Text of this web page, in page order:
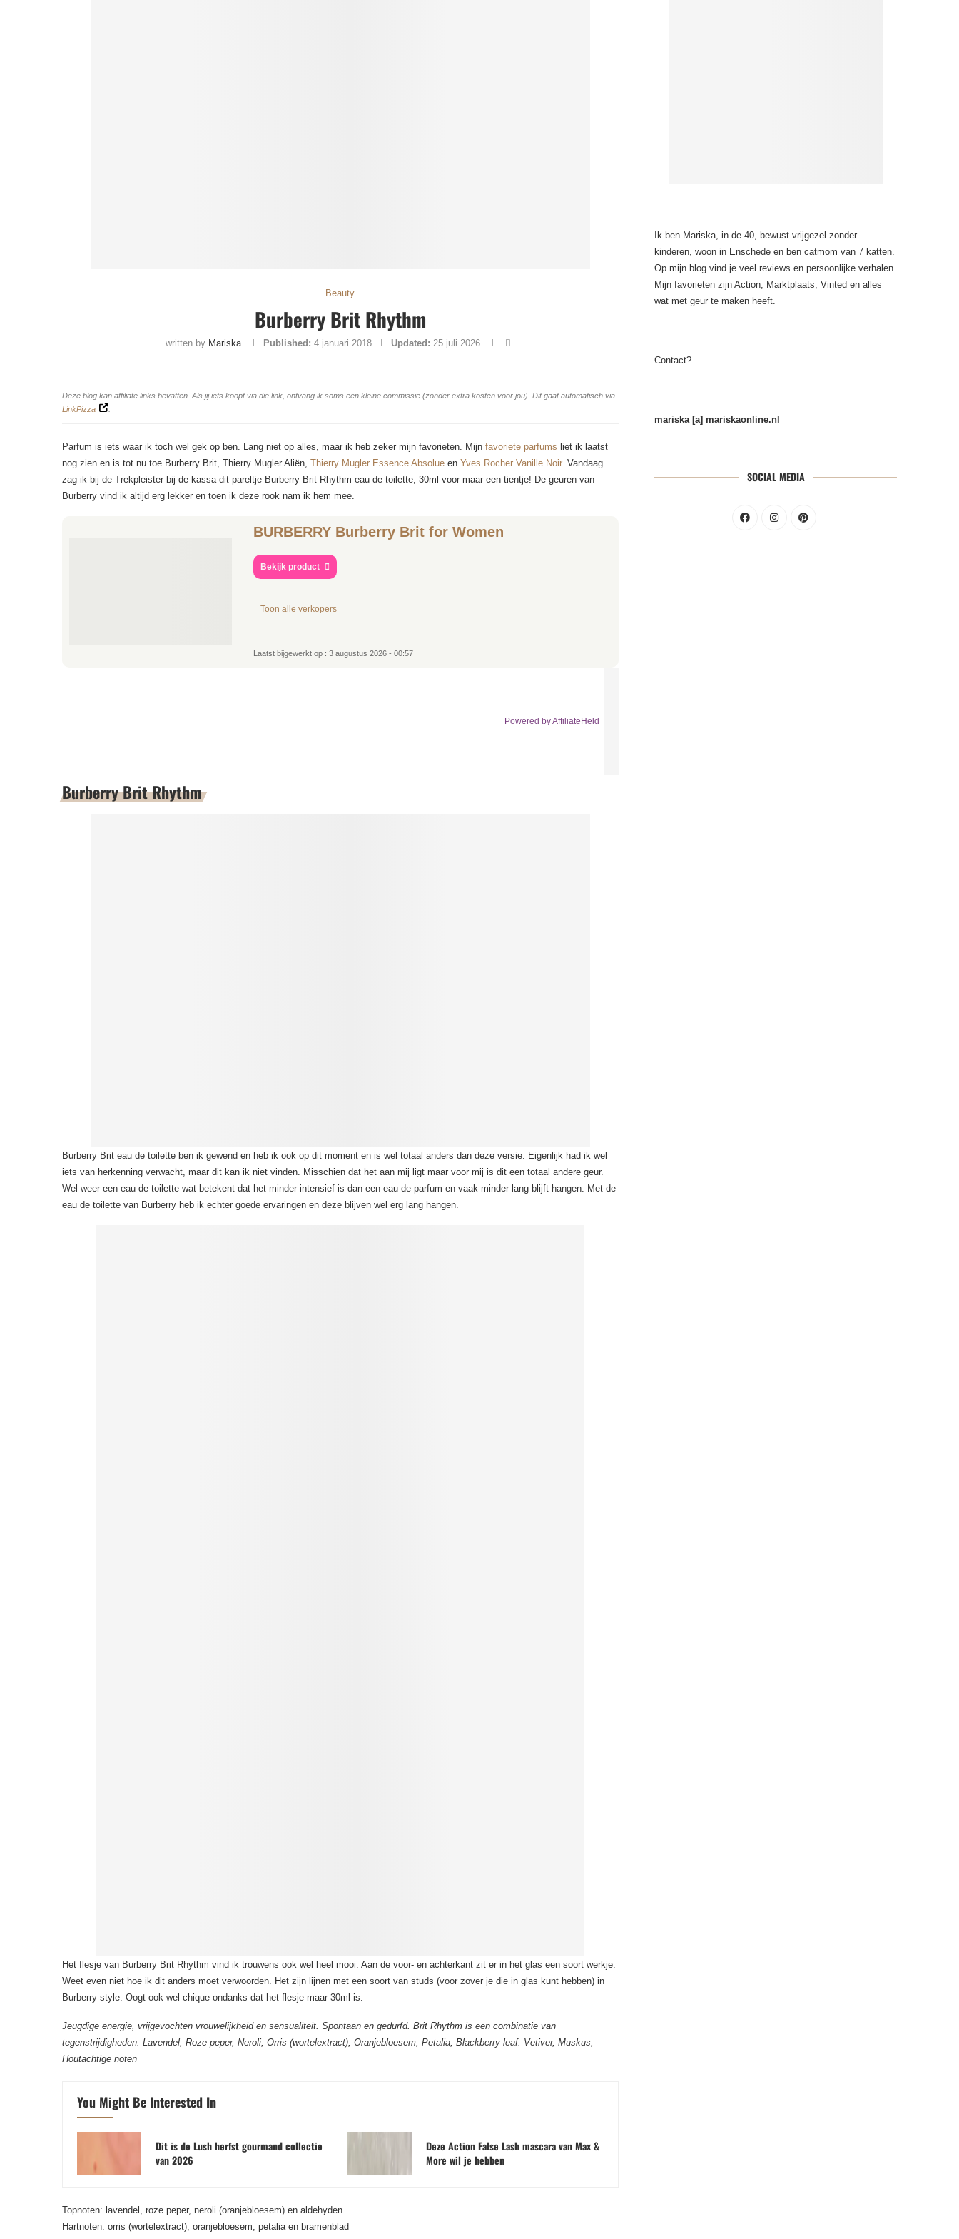
Beauty
Burberry Brit Rhythm
written by Mariska Published: 4 januari 2018 Updated: 25 juli 2026
Deze blog kan affiliate links bevatten. Als jij iets koopt via die link, ontvang ik soms een kleine commissie (zonder extra kosten voor jou). Dit gaat automatisch via
LinkPizza
Parfum is iets waar ik toch wel gek op ben. Lang niet op alles, maar ik heb zeker mijn favorieten. Mijn favoriete parfums liet ik laatst
nog zien en is tot nu toe Burberry Brit, Thierry Mugler Aliën, Thierry Mugler Essence Absolue en Yves Rocher Vanille Noir. Vandaag
zag ik bij de Trekpleister bij de kassa dit pareltje Burberry Brit Rhythm eau de toilette, 30ml voor maar een tientje! De geuren van
Burberry vind ik altijd erg lekker en toen ik deze rook nam ik hem mee.
BURBERRY Burberry Brit for Women
Bekijk product 
Toon alle verkopers
Laatst bijgewerkt op : 3 augustus 2026 - 00:57
Powered by AffiliateHeld
Burberry Brit Rhythm
Burberry Brit eau de toilette ben ik gewend en heb ik ook op dit moment en is wel totaal anders dan deze versie. Eigenlijk had ik wel
iets van herkenning verwacht, maar dit kan ik niet vinden. Misschien dat het aan mij ligt maar voor mij is dit een totaal andere geur.
Wel weer een eau de toilette wat betekent dat het minder intensief is dan een eau de parfum en vaak minder lang blijft hangen. Met de
eau de toilette van Burberry heb ik echter goede ervaringen en deze blijven wel erg lang hangen.
Het flesje van Burberry Brit Rhythm vind ik trouwens ook wel heel mooi. Aan de voor- en achterkant zit er in het glas een soort werkje.
Weet even niet hoe ik dit anders moet verwoorden. Het zijn lijnen met een soort van studs (voor zover je die in glas kunt hebben) in
Burberry style. Oogt ook wel chique ondanks dat het flesje maar 30ml is.
Jeugdige energie, vrijgevochten vrouwelijkheid en sensualiteit. Spontaan en gedurfd. Brit Rhythm is een combinatie van
tegenstrijdigheden. Lavendel, Roze peper, Neroli, Orris (wortelextract), Oranjebloesem, Petalia, Blackberry leaf. Vetiver, Muskus,
Houtachtige noten
You Might Be Interested In
Dit is de Lush herfst gourmand collectie
van 2026
Deze Action False Lash mascara van Max &
More wil je hebben
Topnoten: lavendel, roze peper, neroli (oranjebloesem) en aldehyden
Hartnoten: orris (wortelextract), oranjebloesem, petalia en bramenblad
Ik ben Mariska, in de 40, bewust vrijgezel zonder
kinderen, woon in Enschede en ben catmom van 7 katten.
Op mijn blog vind je veel reviews en persoonlijke verhalen.
Mijn favorieten zijn Action, Marktplaats, Vinted en alles
wat met geur te maken heeft.
Contact?
mariska [a] mariskaonline.nl
SOCIAL MEDIA